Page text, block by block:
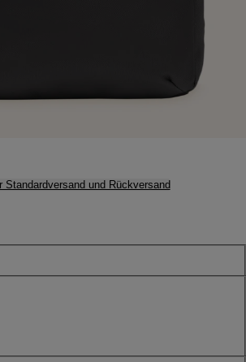
Standardversand und Rückversand